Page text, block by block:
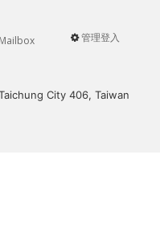
User
管理登入
City 406, Taiwan